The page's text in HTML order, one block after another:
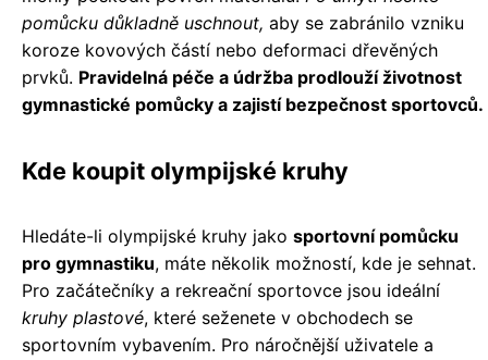
pomůcku důkladně uschnout, aby se zabránilo vzniku
koroze kovových částí nebo deformaci dřevěných
prvků. Pravidelná péče a údržba prodlouží životnost
gymnastické pomůcky a zajistí bezpečnost sportovců.
Kde koupit olympijské kruhy
Hledáte-li olympijské kruhy jako sportovní pomůcku
pro gymnastiku, máte několik možností, kde je sehnat.
Pro začátečníky a rekreační sportovce jsou ideální
kruhy plastové, které seženete v obchodech se
sportovním vybavením. Pro náročnější uživatele a